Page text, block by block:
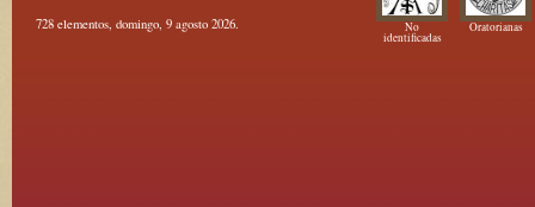
728 elementos, domingo, 9 agosto 2026. No
identificadas
Oratorianas